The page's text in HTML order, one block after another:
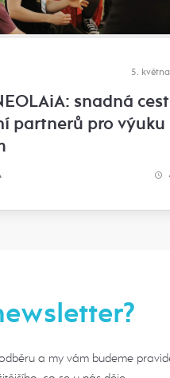
5.
snadná
partnerů pro výuku
a my vám budeme